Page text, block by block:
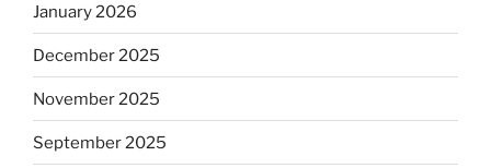
January 2026
December 2025
November 2025
September 2025